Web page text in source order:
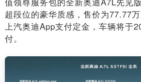
超段位的豪华质感，售价为77.77
上汽奥迪App支付定金，车辆将于
付。